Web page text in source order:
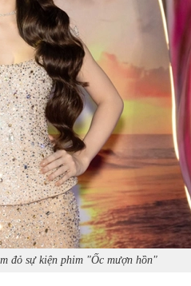
đỏ sự kiện phim "Ốc mượn hồn"